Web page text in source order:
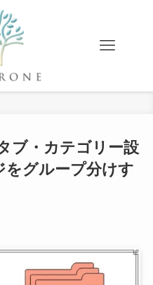
ブ・カテゴリー設
をグループ分けす